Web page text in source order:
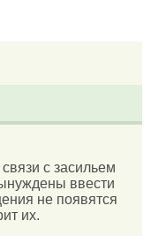
связи с засильем
ввести
не появятся
их.